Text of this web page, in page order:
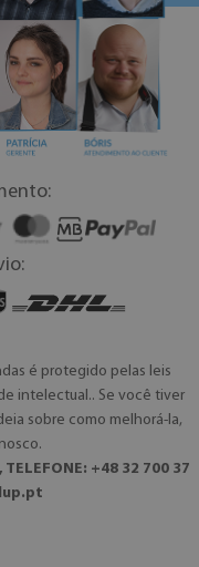
é protegido pelas leis
intelectual.. Se você tiver
sobre como melhorá-la,
+48 32 700 37